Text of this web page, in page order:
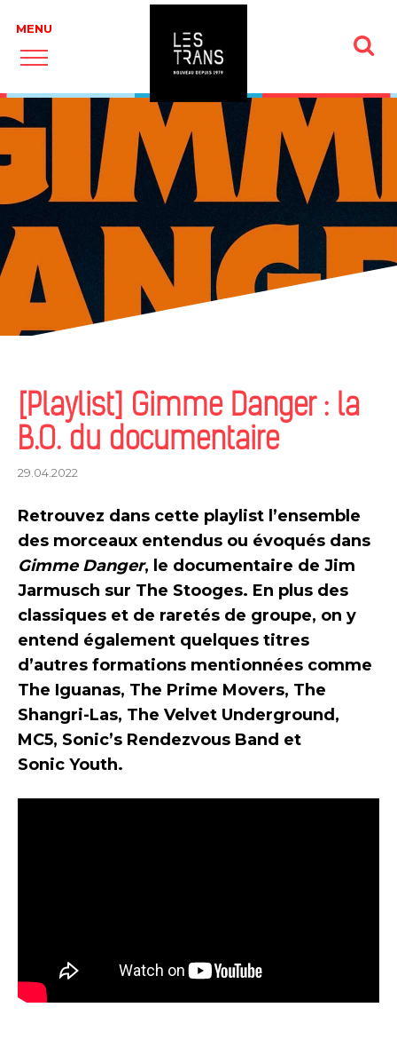
[Playlist] Gimme Danger : la
B.O. du documentaire
29.04.2022
Retrouvez dans cette playlist l’ensemble
des morceaux entendus ou évoqués dans
Gimme Danger, le documentaire de Jim
Jarmusch sur The Stooges. En plus des
classiques et de raretés de groupe, on y
entend également quelques titres
d’autres formations mentionnées comme
The Iguanas, The Prime Movers, The
Shangri-Las, The Velvet Underground,
MC5, Sonic’s Rendezvous Band et
Sonic Youth.